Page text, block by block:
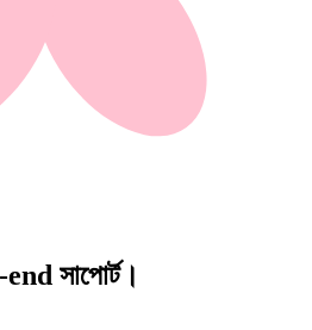
সাপোর্ট।